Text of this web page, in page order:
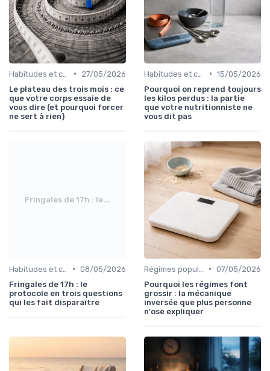
•
27/05/2026
Le plateau des trois mois : ce
que votre corps essaie de
vous dire (et pourquoi forcer
ne sert à rien)
• 15/05/2026
Pourquoi on reprend toujours
les kilos perdus : la partie
que votre nutritionniste ne
vous dit pas
Fringales de 17h : le...
• 08/05/2026
Fringales de 17h : le
protocole en trois questions
qui les fait disparaître
• 07/05/2026
Pourquoi les régimes font
grossir : la mécanique
inversée que plus personne
n'ose expliquer